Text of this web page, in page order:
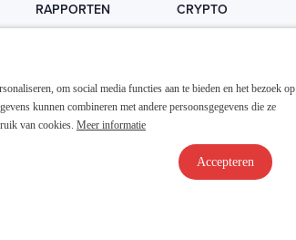
RAPPORTEN
Dividend
CRYPTO
Crypto koopgids
om social media functies aan te bieden en het bezoek op
kunnen combineren met andere persoonsgegevens die ze
van cookies. Meer informatie
Accepteren